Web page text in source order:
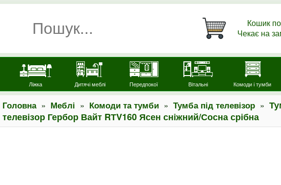
Кошик
Чекає на
Ліжка Дитячі меблі Передпокої Вітальні Комоди і тумби
Головна» Меблі » Комоди та тумби » Тумба під телевізор »
телевізор Гербор Вайт RТV160 Ясен сніжний/Сосна срібна